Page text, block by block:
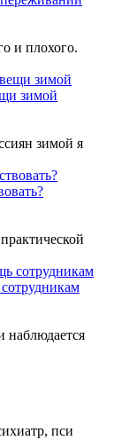
и плохого.
зимой
зимой я
наблюдается
пси